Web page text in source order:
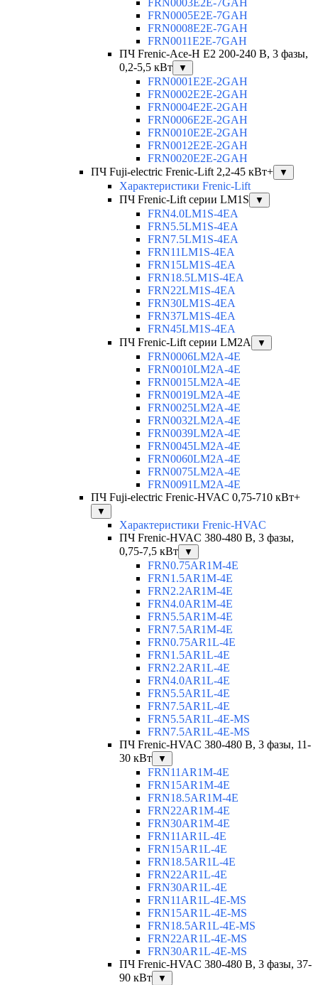
FRN0003E2E-7GAH
FRN0005E2E-7GAH
FRN0008E2E-7GAH
FRN0011E2E-7GAH
ПЧ Frenic-Ace-H E2 200-240 В, 3 фазы,
0,2-5,5 кВт
▼
FRN0001E2E-2GAH
FRN0002E2E-2GAH
FRN0004E2E-2GAH
FRN0006E2E-2GAH
FRN0010E2E-2GAH
FRN0012E2E-2GAH
FRN0020E2E-2GAH
ПЧ Fuji-electric Frenic-Lift 2,2-45 кВт+
▼
Характеристики Frenic-Lift
ПЧ Frenic-Lift серии LM1S
▼
FRN4.0LM1S-4EA
FRN5.5LM1S-4EA
FRN7.5LM1S-4EA
FRN11LM1S-4EA
FRN15LM1S-4EA
FRN18.5LM1S-4EA
FRN22LM1S-4EA
FRN30LM1S-4EA
FRN37LM1S-4EA
FRN45LM1S-4EA
ПЧ Frenic-Lift серии LM2A
▼
FRN0006LM2A-4E
FRN0010LM2A-4E
FRN0015LM2A-4E
FRN0019LM2A-4E
FRN0025LM2A-4E
FRN0032LM2A-4E
FRN0039LM2A-4E
FRN0045LM2A-4E
FRN0060LM2A-4E
FRN0075LM2A-4E
FRN0091LM2A-4E
ПЧ Fuji-electric Frenic-HVAC 0,75-710 кВт+
▼
Характеристики Frenic-HVAC
ПЧ Frenic-HVAC 380-480 В, 3 фазы,
0,75-7,5 кВт
▼
FRN0.75AR1M-4E
FRN1.5AR1M-4E
FRN2.2AR1M-4E
FRN4.0AR1M-4E
FRN5.5AR1M-4E
FRN7.5AR1M-4E
FRN0.75AR1L-4E
FRN1.5AR1L-4E
FRN2.2AR1L-4E
FRN4.0AR1L-4E
FRN5.5AR1L-4E
FRN7.5AR1L-4E
FRN5.5AR1L-4E-MS
FRN7.5AR1L-4E-MS
ПЧ Frenic-HVAC 380-480 В, 3 фазы, 11-
30 кВт
▼
FRN11AR1M-4E
FRN15AR1M-4E
FRN18.5AR1M-4E
FRN22AR1M-4E
FRN30AR1M-4E
FRN11AR1L-4E
FRN15AR1L-4E
FRN18.5AR1L-4E
FRN22AR1L-4E
FRN30AR1L-4E
FRN11AR1L-4E-MS
FRN15AR1L-4E-MS
FRN18.5AR1L-4E-MS
FRN22AR1L-4E-MS
FRN30AR1L-4E-MS
ПЧ Frenic-HVAC 380-480 В, 3 фазы, 37-
90 кВт
▼